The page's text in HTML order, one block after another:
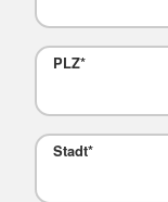
PLZ*
Stadt*